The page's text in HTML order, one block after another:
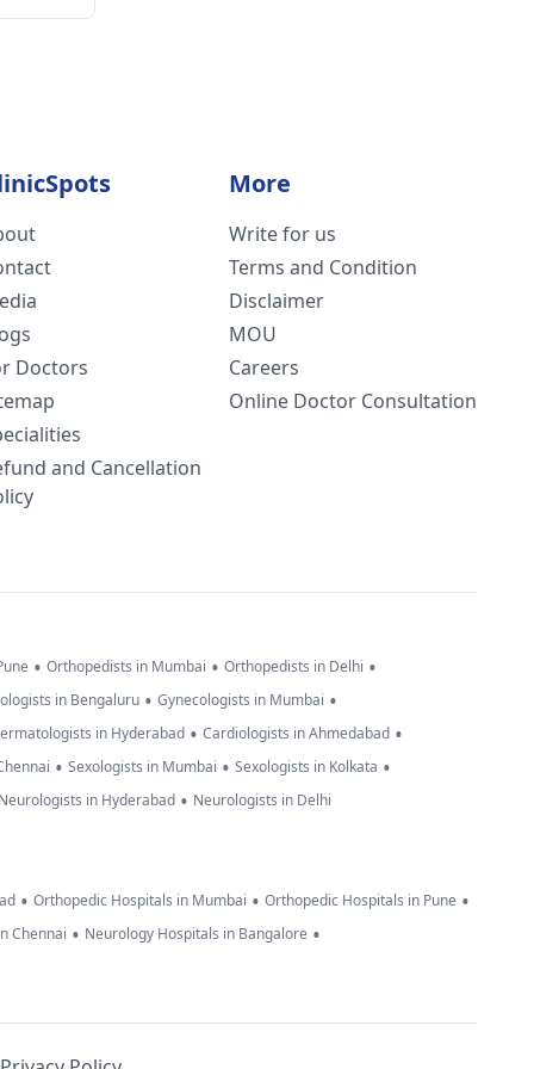
Doctors
and Cancellation
More
Write for us
Terms and Condition
Disclaimer
MOU
Careers
Online Doctor Consultation
• Orthopedists in Mumbai • Orthopedists in Delhi •
in Bengaluru • Gynecologists in Mumbai •
in Hyderabad • Cardiologists in Ahmedabad •
• Sexologists in Mumbai • Sexologists in Kolkata •
in Hyderabad • Neurologists in Delhi
• Orthopedic Hospitals in Mumbai • Orthopedic Hospitals in Pune •
Chennai • Neurology Hospitals in Bangalore •